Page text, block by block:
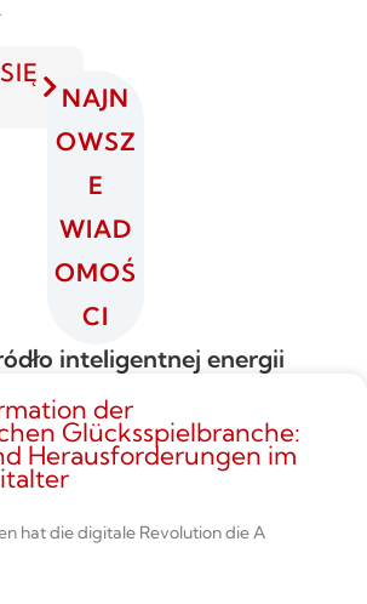
NAJN
OWSZ
E
WIAD
OMOŚ
CI
inteligentnej energii
der
Glücksspielbranche:
Herausforderungen im
hat die digitale Revolution die A